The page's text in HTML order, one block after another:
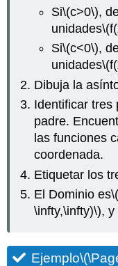
Si\(c>0\),
unidades
Si\(c<0\),
unidades
Dibuja la
Identificar tres
padre.
las funciones
coordenada.
Etiquetar los
El Dominio es
\infty,\infty)\), y
Ejemplo